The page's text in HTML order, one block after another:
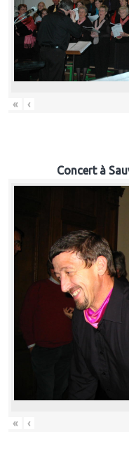
« ‹
Concert à
« ‹